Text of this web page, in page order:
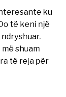
ku
të keni një
shuam
të reja për